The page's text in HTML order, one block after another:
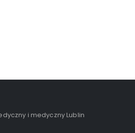
i medyczny Lublin